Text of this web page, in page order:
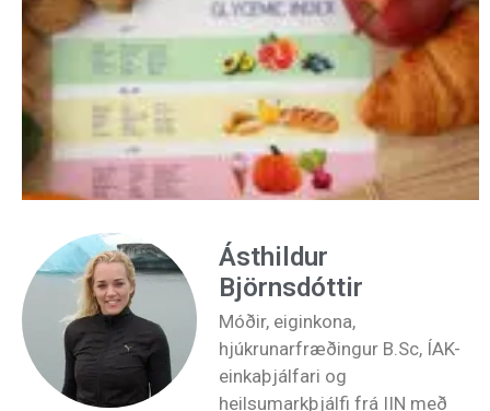
Ásthildur
Björnsdóttir
Móðir, eiginkona,
hjúkrunarfræðingur B.Sc, ÍAK-
einkaþjálfari og
heilsumarkþjálfi frá IIN með